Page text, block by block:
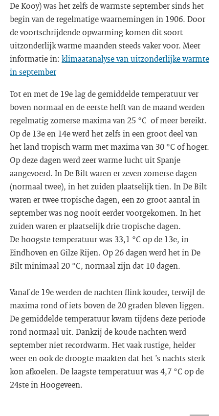
De Kooy) was het zelfs de warmste september sinds het
begin van de regelmatige waarnemingen in 1906. Door
de voortschrijdende opwarming komen dit soort
uitzonderlijk warme maanden steeds vaker voor. Meer
informatie in: klimaatanalyse van uitzonderlijke warmte
in september
Tot en met de 19e lag de gemiddelde temperatuur ver
boven normaal en de eerste helft van de maand werden
regelmatig zomerse maxima van 25 °C of meer bereikt.
Op de 13e en 14e werd het zelfs in een groot deel van
het land tropisch warm met maxima van 30 °C of hoger.
Op deze dagen werd zeer warme lucht uit Spanje
aangevoerd. In De Bilt waren er zeven zomerse dagen
(normaal twee), in het zuiden plaatselijk tien. In De Bilt
waren er twee tropische dagen, een zo groot aantal in
september was nog nooit eerder voorgekomen. In het
zuiden waren er plaatselijk drie tropische dagen.
De hoogste temperatuur was 33,1 °C op de 13e, in
Eindhoven en Gilze Rijen. Op 26 dagen werd het in De
Bilt minimaal 20 °C, normaal zijn dat 10 dagen.
Vanaf de 19e werden de nachten flink kouder, terwijl de
maxima rond of iets boven de 20 graden bleven liggen.
De gemiddelde temperatuur kwam tijdens deze periode
rond normaal uit. Dankzij de koude nachten werd
september niet recordwarm. Het vaak rustige, helder
weer en ook de droogte maakten dat het ’s nachts sterk
kon afkoelen. De laagste temperatuur was 4,7 °C op de
24ste in Hoogeveen.